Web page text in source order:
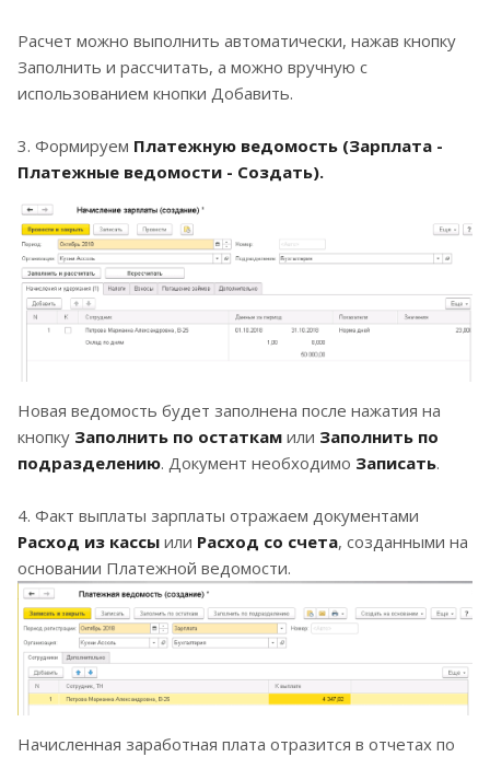
Расчет можно выполнить автоматически, нажав кнопку
Заполнить и рассчитать, а можно вручную с
использованием кнопки Добавить.
3. Формируем Платежную ведомость (Зарплата -
Платежные ведомости - Создать).
Новая ведомость будет заполнена после нажатия на
кнопку Заполнить по остаткам или Заполнить по
подразделению. Документ необходимо Записать.
4. Факт выплаты зарплаты отражаем документами
Расход из кассы или Расход со счета, созданными на
основании Платежной ведомости.
Начисленная заработная плата отразится в отчетах по